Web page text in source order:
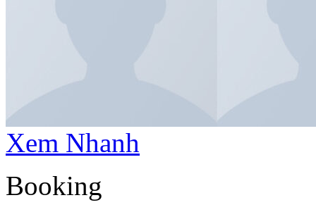
Xem Nhanh
Booking